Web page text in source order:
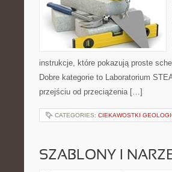
instrukcje, które pokazują proste
Dobre kategorie to Laboratorium
przejściu od przeciążenia […]
CATEGORIES: CIEKAWOSTKI
SZABLONY I